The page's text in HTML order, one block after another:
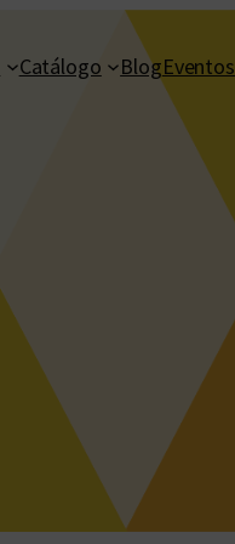
Catálogo BlogEventos